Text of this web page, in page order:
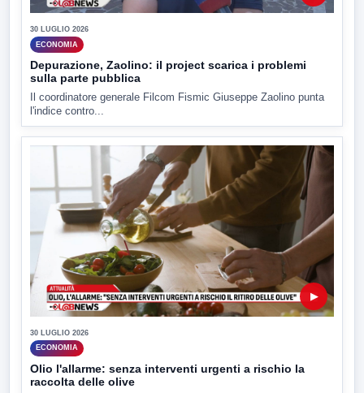
30 LUGLIO 2026
ECONOMIA
Depurazione, Zaolino: il project scarica i problemi
sulla parte pubblica
Il coordinatore generale Filcom Fismic Giuseppe Zaolino punta
l'indice contro...
▶
30 LUGLIO 2026
ECONOMIA
Olio l'allarme: senza interventi urgenti a rischio la
raccolta delle olive